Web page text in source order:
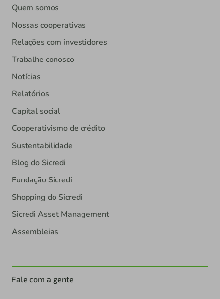
Quem somos
Nossas cooperativas
Relações com investidores
Trabalhe conosco
Notícias
Relatórios
Capital social
Cooperativismo de crédito
Sustentabilidade
Blog do Sicredi
Fundação Sicredi
Shopping do Sicredi
Sicredi Asset Management
Assembleias
Fale com a gente